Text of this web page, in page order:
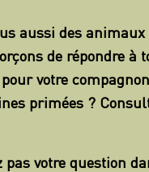
aussi des
de répondre à
votre
primées ?
pas votre question